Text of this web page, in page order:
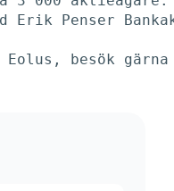
Erik Penser
besök gärna